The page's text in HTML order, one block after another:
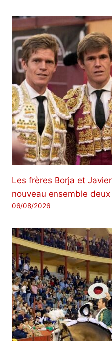
Les frères Borja et
nouveau ensemble
06/08/2026